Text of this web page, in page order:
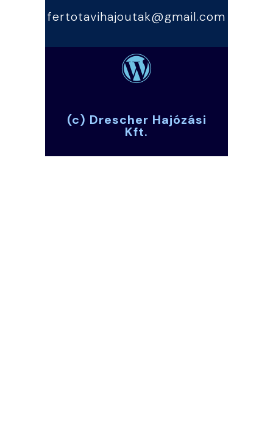
fertotavihajoutak@gmail.com
(c) Drescher Hajózási
Kft.